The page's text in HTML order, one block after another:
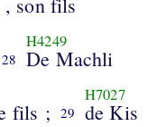
28
H4249
De Machli
fils ; 29
H7027
de Kis